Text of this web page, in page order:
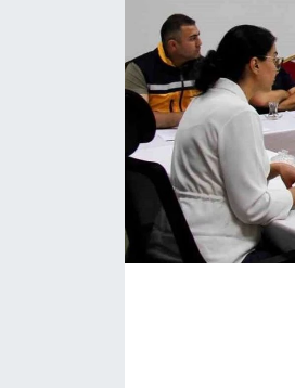
English News
Gayrimenkul